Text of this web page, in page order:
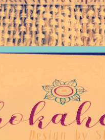
your wings already